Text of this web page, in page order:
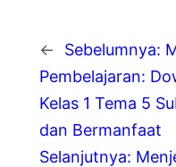
← Sebelumnya:
Pembelajaran:
Kelas 1 Tema 5
dan Bermanfaat
Selanjutnya: